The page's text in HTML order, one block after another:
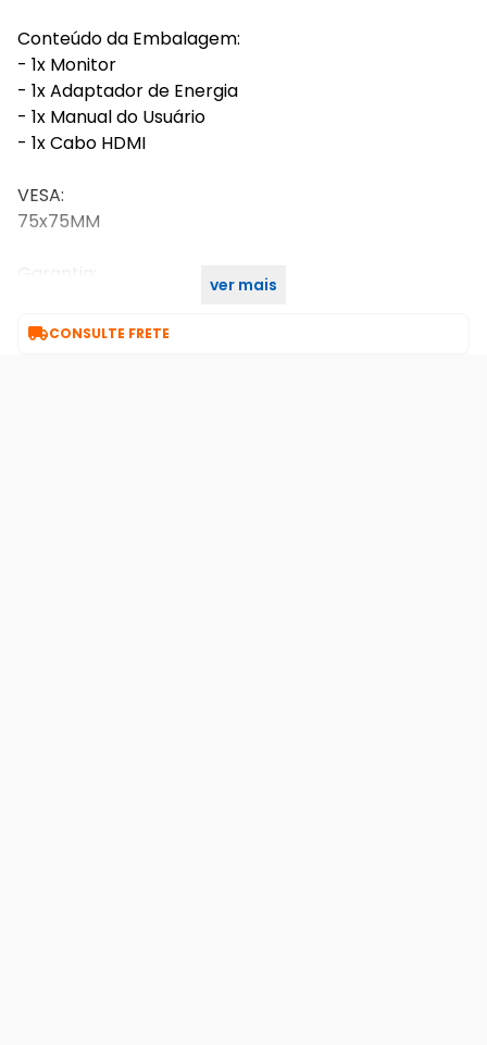
Conteúdo da Embalagem:
- 1x Monitor
- 1x Adaptador de Energia
- 1x Manual do Usuário
- 1x Cabo HDMI
VESA:
75x75MM
ver mais
CONSULTE FRETE